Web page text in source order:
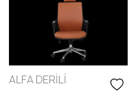
ALFA DERİLİ